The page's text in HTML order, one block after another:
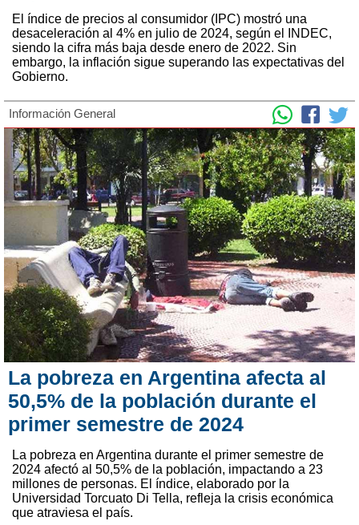
El índice de precios al consumidor (IPC) mostró una
desaceleración al 4% en julio de 2024, según el INDEC,
siendo la cifra más baja desde enero de 2022. Sin
embargo, la inflación sigue superando las expectativas del
Gobierno.
Información General
La pobreza en Argentina afecta al
50,5% de la población durante el
primer semestre de 2024
La pobreza en Argentina durante el primer semestre de
2024 afectó al 50,5% de la población, impactando a 23
millones de personas. El índice, elaborado por la
Universidad Torcuato Di Tella, refleja la crisis económica
que atraviesa el país.